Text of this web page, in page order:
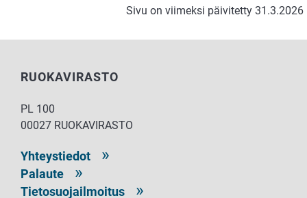
Sivu on viimeksi päivitetty 31.3.2026
RUOKAVIRASTO
PL 100
00027 RUOKAVIRASTO
Yhteystiedot
Palaute
Tietosuojailmoitus